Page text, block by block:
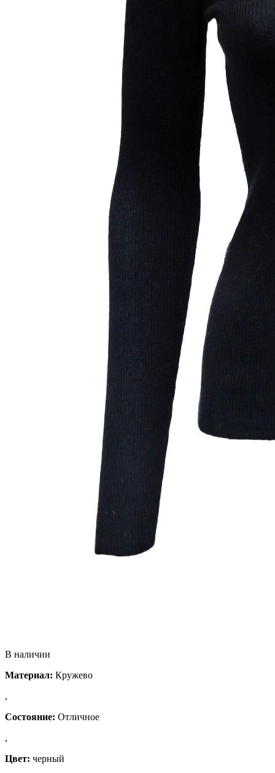
В наличии
Материал: Кружево
,
Состояние: Отличное
,
Цвет: черный